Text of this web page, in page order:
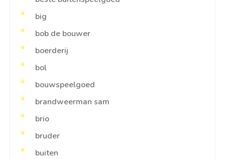
big
bob de bouwer
boerderij
bol
bouwspeelgoed
brandweerman sam
brio
bruder
buiten